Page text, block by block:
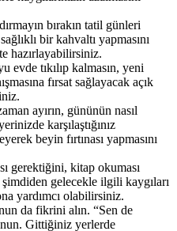
bırakın tatil günleri
bir kahvaltı yapmasını
hazırlayabilirsiniz.
evde tıkılıp kalmasın, yeni
fırsat sağlayacak açık
ayırın, gününün nasıl
karşılaştığınız
beyin fırtınası yapmasını
gerektiğini, kitap okuması
gelecekle ilgili kaygıları
yardımcı olabilirsiniz.
da fikrini alın. “Sen de
Gittiğiniz yerlerde